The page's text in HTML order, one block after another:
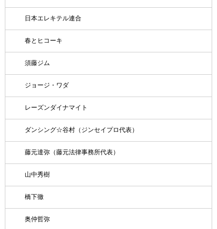
日本エレキテル連合
春とヒコーキ
須藤ジム
ジョージ・ワダ
レーズンダイナマイト
ダンシング☆谷村（ジンセイプロ代表）
藤元達弥（藤元法律事務所代表）
山中秀樹
橋下徹
奥仲哲弥